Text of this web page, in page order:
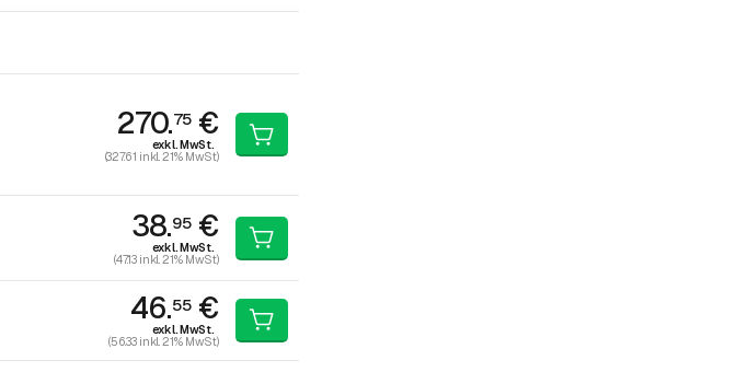
270.75 €
exkl. MwSt.
(327.61 inkl. 21% MwSt)
38.95 €
exkl. MwSt.
(47.13 inkl. 21% MwSt)
46.55 €
exkl. MwSt.
(56.33 inkl. 21% MwSt)